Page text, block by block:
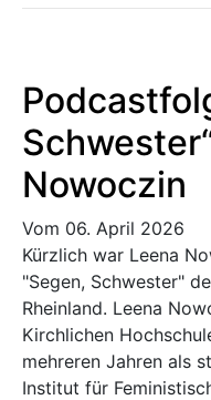
Nowoczin
Vom 06. April 2026
Kürzlich war Leena
"Segen, Schwester"
Rheinland. Leena
Kirchlichen
mehreren Jahren als
Institut für